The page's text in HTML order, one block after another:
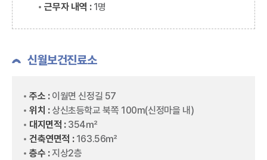
근무자 내역 : 1명
신월보건진료소
주소 : 이월면 신정길 57
위치 : 상신초등학교 북쪽 100m(신정마을 내)
대지면적 : 354㎡
건축연면적 : 163.56㎡
층수 :지상2층